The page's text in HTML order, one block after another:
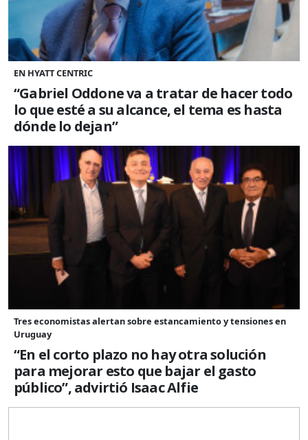
EN HYATT CENTRIC
“Gabriel Oddone va a tratar de hacer todo
lo que esté a su alcance, el tema es hasta
dónde lo dejan”
Tres economistas alertan sobre estancamiento y tensiones en
Uruguay
“En el corto plazo no hay otra solución
para mejorar esto que bajar el gasto
público”, advirtió Isaac Alfie